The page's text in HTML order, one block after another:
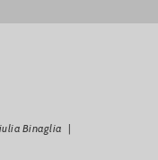
Binaglia |